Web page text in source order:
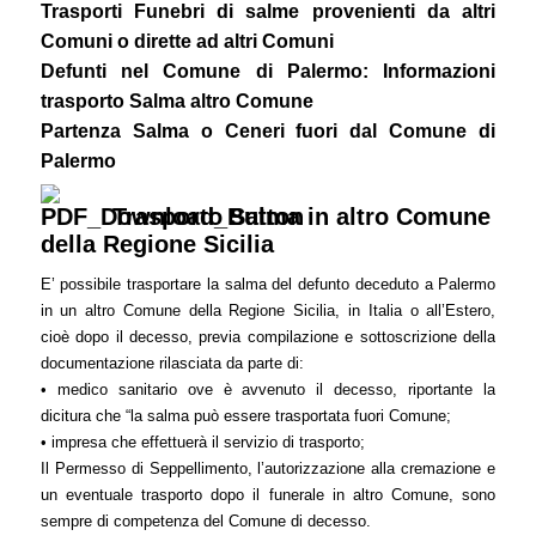
Trasporti Funebri di salme provenienti da altri
Comuni o dirette ad altri Comuni
Defunti nel Comune di Palermo: Informazioni
trasporto Salma altro Comune
Partenza Salma o Ceneri fuori dal Comune di
Palermo
Trasporto Salma in altro Comune
della Regione Sicilia
E’ possibile trasportare la salma del defunto deceduto a Palermo
in un altro Comune della Regione Sicilia, in Italia o all’Estero,
cioè dopo il decesso, previa compilazione e sottoscrizione della
documentazione rilasciata da parte di:
• medico sanitario ove è avvenuto il decesso, riportante la
dicitura che “la salma può essere trasportata fuori Comune;
• impresa che effettuerà il servizio di trasporto;
Il Permesso di Seppellimento, l’autorizzazione alla cremazione e
un eventuale trasporto dopo il funerale in altro Comune, sono
sempre di competenza del Comune di decesso.